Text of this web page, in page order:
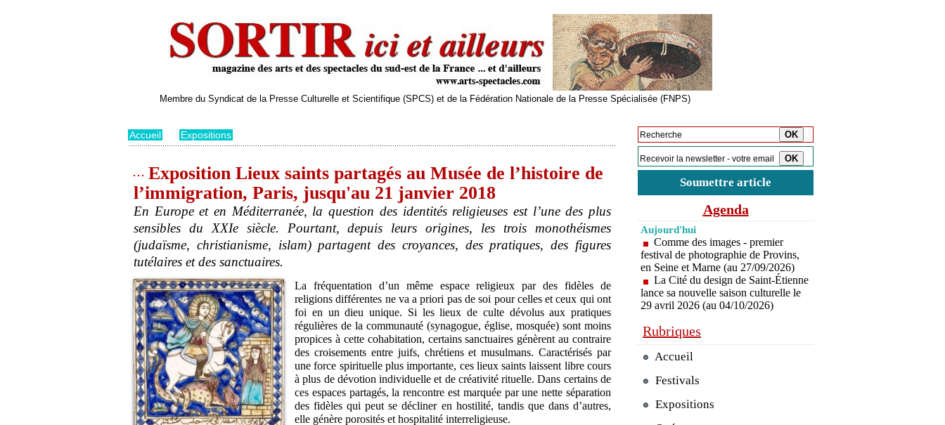
Membre du Syndicat de la Presse Culturelle et Scientifique (SPCS) et de la Fédération Nationale de la Presse Spécialisée (FNPS)
Accueil Expositions
Exposition Lieux saints partagés au Musée de l’histoire de
l’immigration, Paris, jusqu'au 21 janvier 2018
En Europe et en Méditerranée, la question des identités religieuses est l’une des plus
sensibles du XXIe siècle. Pourtant, depuis leurs origines, les trois monothéismes
(judaïsme, christianisme, islam) partagent des croyances, des pratiques, des figures
tutélaires et des sanctuaires.
La fréquentation d’un même espace religieux par des fidèles de
religions différentes ne va a priori pas de soi pour celles et ceux qui ont
foi en un dieu unique. Si les lieux de culte dévolus aux pratiques
régulières de la communauté (synagogue, église, mosquée) sont moins
propices à cette cohabitation, certains sanctuaires génèrent au contraire
des croisements entre juifs, chrétiens et musulmans. Caractérisés par
une force spirituelle plus importante, ces lieux saints laissent libre cours
à plus de dévotion individuelle et de créativité rituelle. Dans certains de
ces espaces partagés, la rencontre est marquée par une nette séparation
des fidèles qui peut se décliner en hostilité, tandis que dans d’autres,
elle génère porosités et hospitalité interreligieuse.
Soumettre article
Agenda
Aujourd'hui
Comme des images - premier
festival de photographie de Provins,
en Seine et Marne (au 27/09/2026)
La Cité du design de Saint-Étienne
lance sa nouvelle saison culturelle le
29 avril 2026 (au 04/10/2026)
Rubriques
Accueil
Festivals
Expositions